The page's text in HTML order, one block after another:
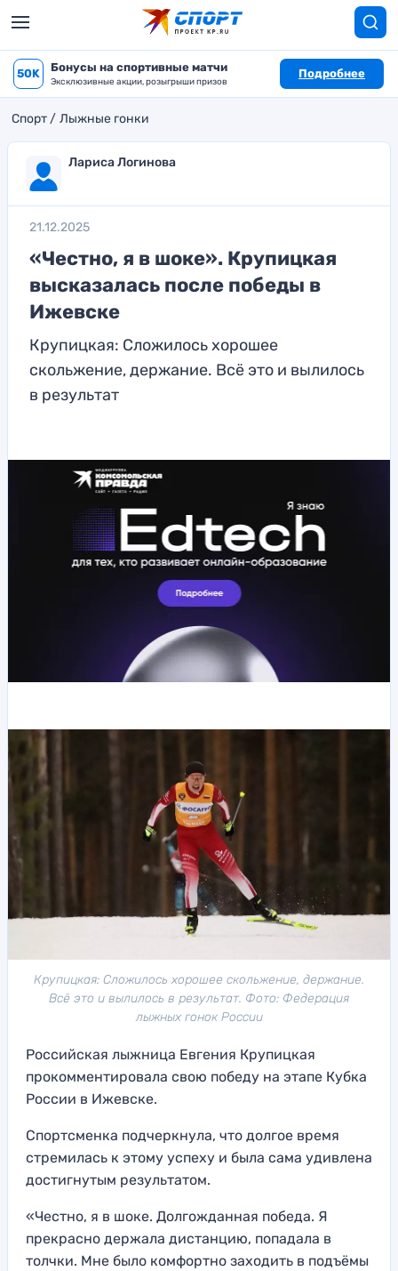
50K Бонусы на спортивные матчи
Эксклюзивные акции, розыгрыши призов
Подробнее
Спорт Лыжные гонки
Лариса Логинова
21.12.2025
«Честно, я в шоке». Крупицкая
высказалась после победы в
Ижевске
Крупицкая: Сложилось хорошее
скольжение, держание. Всё это и вылилось
в результат
Крупицкая: Сложилось хорошее скольжение, держание.
Всё это и вылилось в результат. Фото: Федерация
лыжных гонок России
Российская лыжница Евгения Крупицкая
прокомментировала свою победу на этапе Кубка
России в Ижевске.
Спортсменка подчеркнула, что долгое время
стремилась к этому успеху и была сама удивлена
достигнутым результатом.
«Честно, я в шоке. Долгожданная победа. Я
прекрасно держала дистанцию, попадала в
толчки. Мне было комфортно заходить в подъёмы